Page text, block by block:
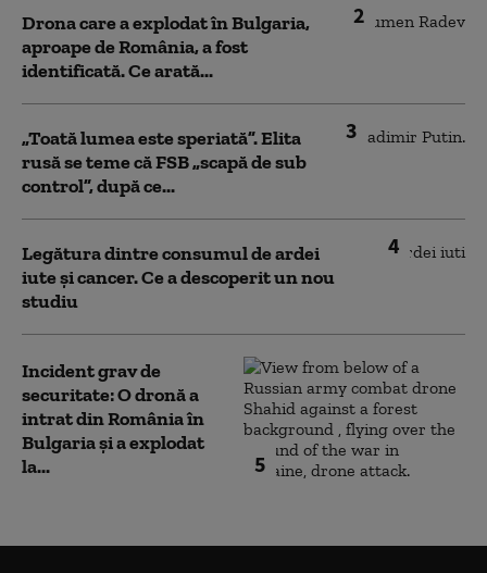
2
Drona care a explodat în Bulgaria,
aproape de România, a fost
identificată. Ce arată...
3
„Toată lumea este speriată”. Elita
rusă se teme că FSB „scapă de sub
control”, după ce...
4
Legătura dintre consumul de ardei
iute și cancer. Ce a descoperit un nou
studiu
5
Incident grav de
securitate: O dronă a
intrat din România în
Bulgaria şi a explodat
la...